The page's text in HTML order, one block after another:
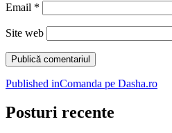
Email *
Site web
Navigare
în
articole
Published inComanda pe Dasha.ro
Posturi recente